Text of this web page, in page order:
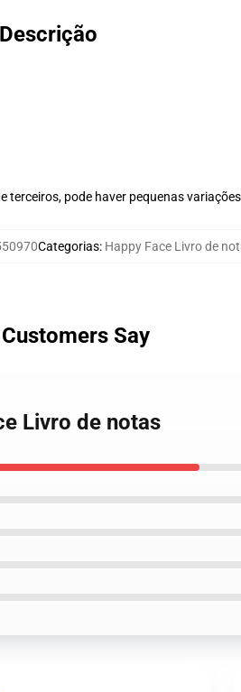
Descrição
terceiros, pode haver pequenas
Categorias: Happy Face Livro de
Say
Livro de notas